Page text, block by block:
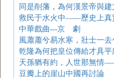
同是削藩，為何漢景帝與建
救民于水火中――歷史上真
中華戲曲---京 劇
風蕭蕭兮易水寒，壯士一
乾隆為何把皇位傳給才具平
豆瓣上的崖山中國再討論